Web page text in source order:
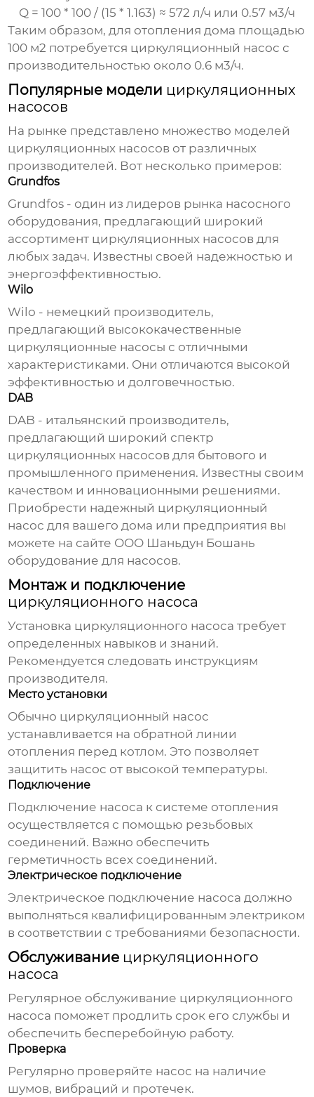
Q = 100 * 100 / (15 * 1.163) ≈ 572 л/ч или 0.57 м3/ч
Таким образом, для отопления дома площадью
100 м2 потребуется циркуляционный насос с
производительностью около 0.6 м3/ч.
Популярные модели циркуляционных
насосов
На рынке представлено множество моделей
циркуляционных насосов от различных
производителей. Вот несколько примеров:
Grundfos
Grundfos - один из лидеров рынка насосного
оборудования, предлагающий широкий
ассортимент циркуляционных насосов для
любых задач. Известны своей надежностью и
энергоэффективностью.
Wilo
Wilo - немецкий производитель,
предлагающий высококачественные
циркуляционные насосы с отличными
характеристиками. Они отличаются высокой
эффективностью и долговечностью.
DAB
DAB - итальянский производитель,
предлагающий широкий спектр
циркуляционных насосов для бытового и
промышленного применения. Известны своим
качеством и инновационными решениями.
Приобрести надежный циркуляционный
насос для вашего дома или предприятия вы
можете на сайте ООО Шаньдун Бошань
оборудование для насосов.
Монтаж и подключение
циркуляционного насоса
Установка циркуляционного насоса требует
определенных навыков и знаний.
Рекомендуется следовать инструкциям
производителя.
Место установки
Обычно циркуляционный насос
устанавливается на обратной линии
отопления перед котлом. Это позволяет
защитить насос от высокой температуры.
Подключение
Подключение насоса к системе отопления
осуществляется с помощью резьбовых
соединений. Важно обеспечить
герметичность всех соединений.
Электрическое подключение
Электрическое подключение насоса должно
выполняться квалифицированным электриком
в соответствии с требованиями безопасности.
Обслуживание циркуляционного
насоса
Регулярное обслуживание циркуляционного
насоса поможет продлить срок его службы и
обеспечить бесперебойную работу.
Проверка
Регулярно проверяйте насос на наличие
шумов, вибраций и протечек.